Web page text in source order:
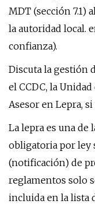
MDT (sección 7.1)
la autoridad local.
confianza).
Discuta la gestión
el CCDC, la
Asesor en Lepra,
La lepra es una de
obligatoria por ley
(notificación) de
reglamentos solo
incluida en la lista